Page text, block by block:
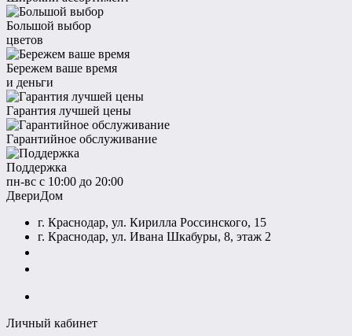
Большой выбор
цветов
Бережем ваше время
и деньги
Гарантия лучшей цены
Гарантийное обслуживание
Поддержка
пн-вс с 10:00 до 20:00
ДвериДом
г. Краснодар, ул. Кирилла Россинского, 15
г. Краснодар, ул. Ивана Шкабуры, 8, этаж 2
Личный кабинет